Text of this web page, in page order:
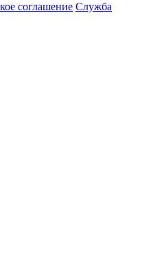
соглашение Служба